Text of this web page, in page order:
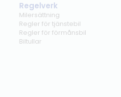
Regelverk
Milersättning
Regler för tjänstebil
Regler för förmånsbil
Biltullar